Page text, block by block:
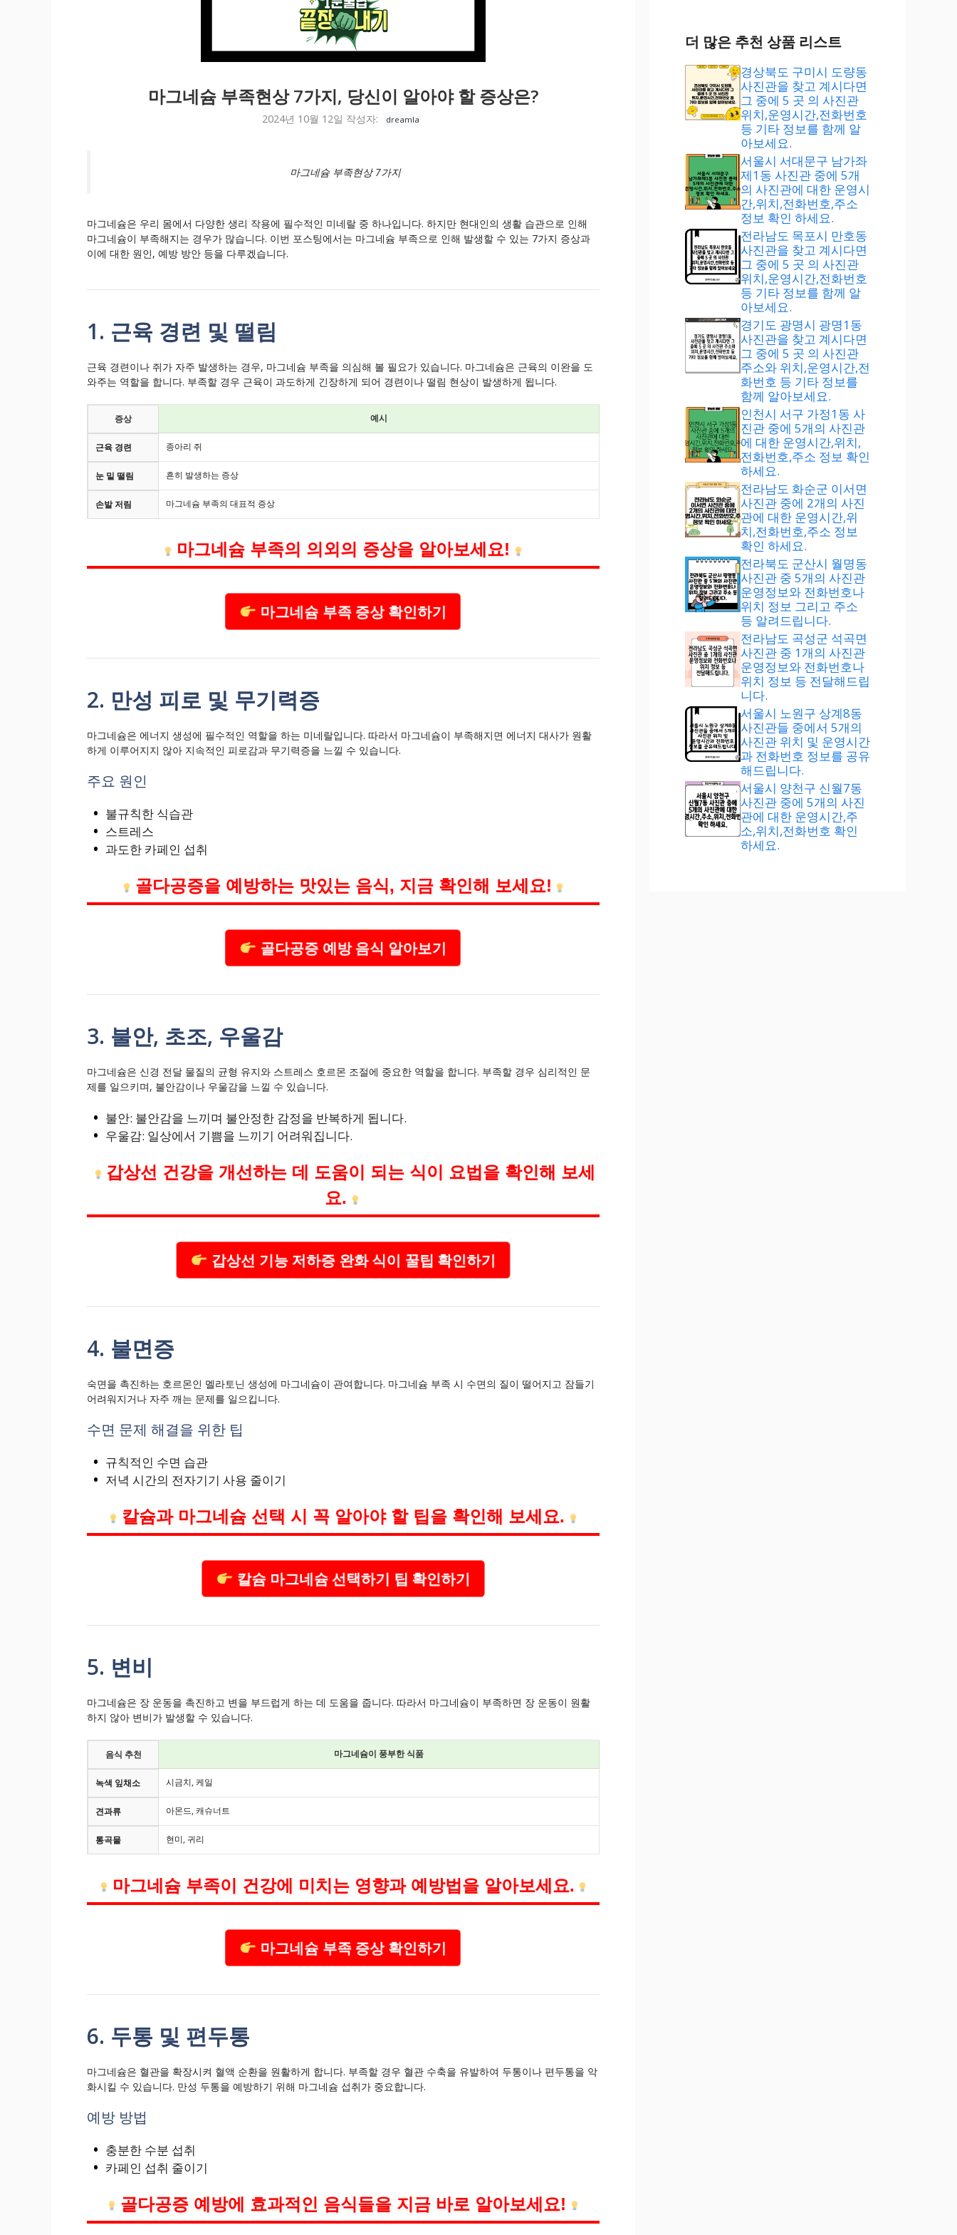
마그네슘 부족현상 7가지, 당신이 알아야 할 증상은?
2024년 10월 12일 작성자: dreamla
마그네슘 부족현상 7가지
마그네슘은 우리 몸에서 다양한 생리 작용에 필수적인 미네랄 중 하나입니다. 하지만 현대인의 생활 습관으로 인해
마그네슘이 부족해지는 경우가 많습니다. 이번 포스팅에서는 마그네슘 부족으로 인해 발생할 수 있는 7가지 증상과
이에 대한 원인, 예방 방안 등을 다루겠습니다.
1. 근육 경련 및 떨림
근육 경련이나 쥐가 자주 발생하는 경우, 마그네슘 부족을 의심해 볼 필요가 있습니다. 마그네슘은 근육의 이완을 도
와주는 역할을 합니다. 부족할 경우 근육이 과도하게 긴장하게 되어 경련이나 떨림 현상이 발생하게 됩니다.
증상 예시
근육 경련 종아리 쥐
눈 밑 떨림 흔히 발생하는 증상
손발 저림 마그네슘 부족의 대표적 증상
마그네슘 부족의 의외의 증상을 알아보세요!
마그네슘 부족 증상 확인하기
2. 만성 피로 및 무기력증
마그네슘은 에너지 생성에 필수적인 역할을 하는 미네랄입니다. 따라서 마그네슘이 부족해지면 에너지 대사가 원활
하게 이루어지지 않아 지속적인 피로감과 무기력증을 느낄 수 있습니다.
주요 원인
불규칙한 식습관
스트레스
과도한 카페인 섭취
골다공증을 예방하는 맛있는 음식, 지금 확인해 보세요!
골다공증 예방 음식 알아보기
3. 불안, 초조, 우울감
마그네슘은 신경 전달 물질의 균형 유지와 스트레스 호르몬 조절에 중요한 역할을 합니다. 부족할 경우 심리적인 문
제를 일으키며, 불안감이나 우울감을 느낄 수 있습니다.
불안: 불안감을 느끼며 불안정한 감정을 반복하게 됩니다.
우울감: 일상에서 기쁨을 느끼기 어려워집니다.
갑상선 건강을 개선하는 데 도움이 되는 식이 요법을 확인해 보세
요.
갑상선 기능 저하증 완화 식이 꿀팁 확인하기
4. 불면증
숙면을 촉진하는 호르몬인 멜라토닌 생성에 마그네슘이 관여합니다. 마그네슘 부족 시 수면의 질이 떨어지고 잠들기
어려워지거나 자주 깨는 문제를 일으킵니다.
수면 문제 해결을 위한 팁
규칙적인 수면 습관
저녁 시간의 전자기기 사용 줄이기
칼슘과 마그네슘 선택 시 꼭 알아야 할 팁을 확인해 보세요.
칼슘 마그네슘 선택하기 팁 확인하기
5. 변비
마그네슘은 장 운동을 촉진하고 변을 부드럽게 하는 데 도움을 줍니다. 따라서 마그네슘이 부족하면 장 운동이 원활
하지 않아 변비가 발생할 수 있습니다.
음식 추천 마그네슘이 풍부한 식품
녹색 잎채소 시금치, 케일
견과류 아몬드, 캐슈너트
통곡물 현미, 귀리
마그네슘 부족이 건강에 미치는 영향과 예방법을 알아보세요.
마그네슘 부족 증상 확인하기
6. 두통 및 편두통
마그네슘은 혈관을 확장시켜 혈액 순환을 원활하게 합니다. 부족할 경우 혈관 수축을 유발하여 두통이나 편두통을 악
화시킬 수 있습니다. 만성 두통을 예방하기 위해 마그네슘 섭취가 중요합니다.
예방 방법
충분한 수분 섭취
카페인 섭취 줄이기
골다공증 예방에 효과적인 음식들을 지금 바로 알아보세요!
더 많은 추천 상품 리스트
경상북도 구미시 도량동
사진관을 찾고 계시다면
그 중에 5 곳 의 사진관
위치,운영시간,전화번호
등 기타 정보를 함께 알
아보세요.
서울시 서대문구 남가좌
제1동 사진관 중에 5개
의 사진관에 대한 운영시
간,위치,전화번호,주소
정보 확인 하세요.
전라남도 목포시 만호동
사진관을 찾고 계시다면
그 중에 5 곳 의 사진관
위치,운영시간,전화번호
등 기타 정보를 함께 알
아보세요.
경기도 광명시 광명1동
사진관을 찾고 계시다면
그 중에 5 곳 의 사진관
주소와 위치,운영시간,전
화번호 등 기타 정보를
함께 알아보세요.
인천시 서구 가정1동 사
진관 중에 5개의 사진관
에 대한 운영시간,위치,
전화번호,주소 정보 확인
하세요.
전라남도 화순군 이서면
사진관 중에 2개의 사진
관에 대한 운영시간,위
치,전화번호,주소 정보
확인 하세요.
전라북도 군산시 월명동
사진관 중 5개의 사진관
운영정보와 전화번호나
위치 정보 그리고 주소
등 알려드립니다.
전라남도 곡성군 석곡면
사진관 중 1개의 사진관
운영정보와 전화번호나
위치 정보 등 전달해드립
니다.
서울시 노원구 상계8동
사진관들 중에서 5개의
사진관 위치 및 운영시간
과 전화번호 정보를 공유
해드립니다.
서울시 양천구 신월7동
사진관 중에 5개의 사진
관에 대한 운영시간,주
소,위치,전화번호 확인
하세요.